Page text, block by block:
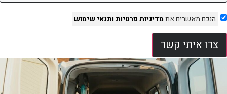
הנכם מאשרים אתמדיניות פרטיותותנאי שימוש
צרו איתי קשר